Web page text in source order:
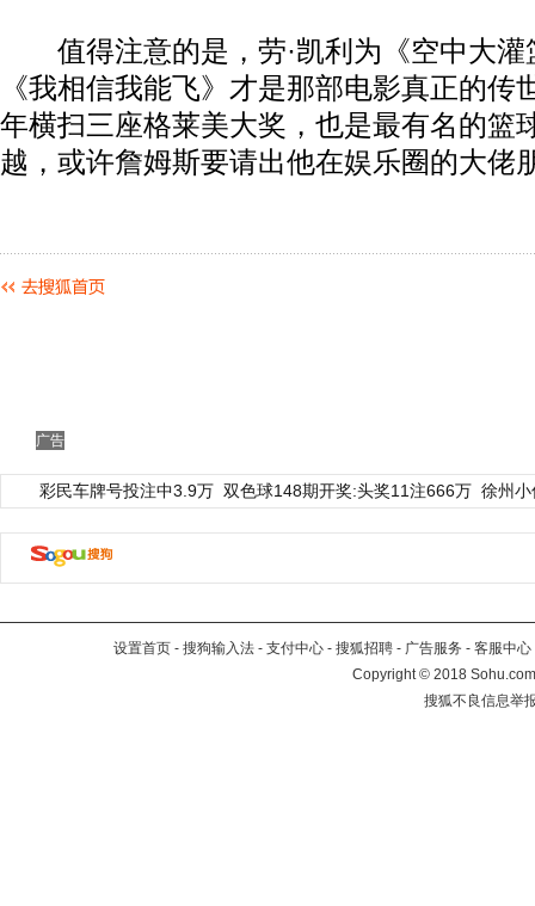
值得注意的是，劳·凯利为《空中大灌
《我相信我能飞》才是那部电影真正的传
年横扫三座格莱美大奖，也是最有名的篮
越，或许詹姆斯要请出他在娱乐圈的大佬
广告
彩民车牌号投注中3.9万 双色球148期开奖:头奖11注666万 徐州
设置首页 - 搜狗输入法 - 支付中心 - 搜狐招聘 - 广告服务 - 客服中心
Copyright©2018
搜狐不良信息举